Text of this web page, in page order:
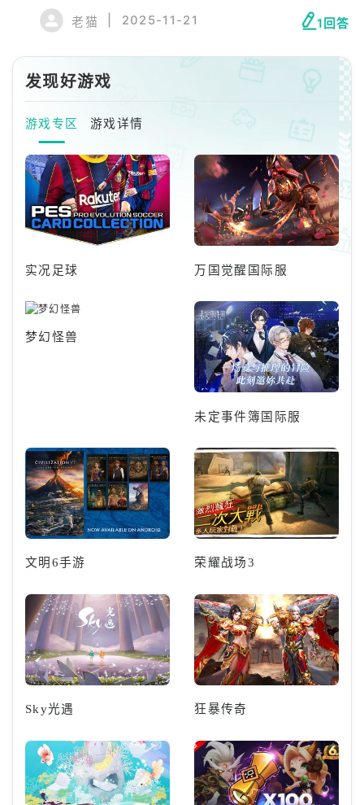
老猫 2025-11-21 1回答
发现好游戏
游戏专区 游戏详情
实况足球 万国觉醒国际服
梦幻怪兽
未定事件簿国际服
文明6手游 荣耀战场3
Sky光遇 狂暴传奇